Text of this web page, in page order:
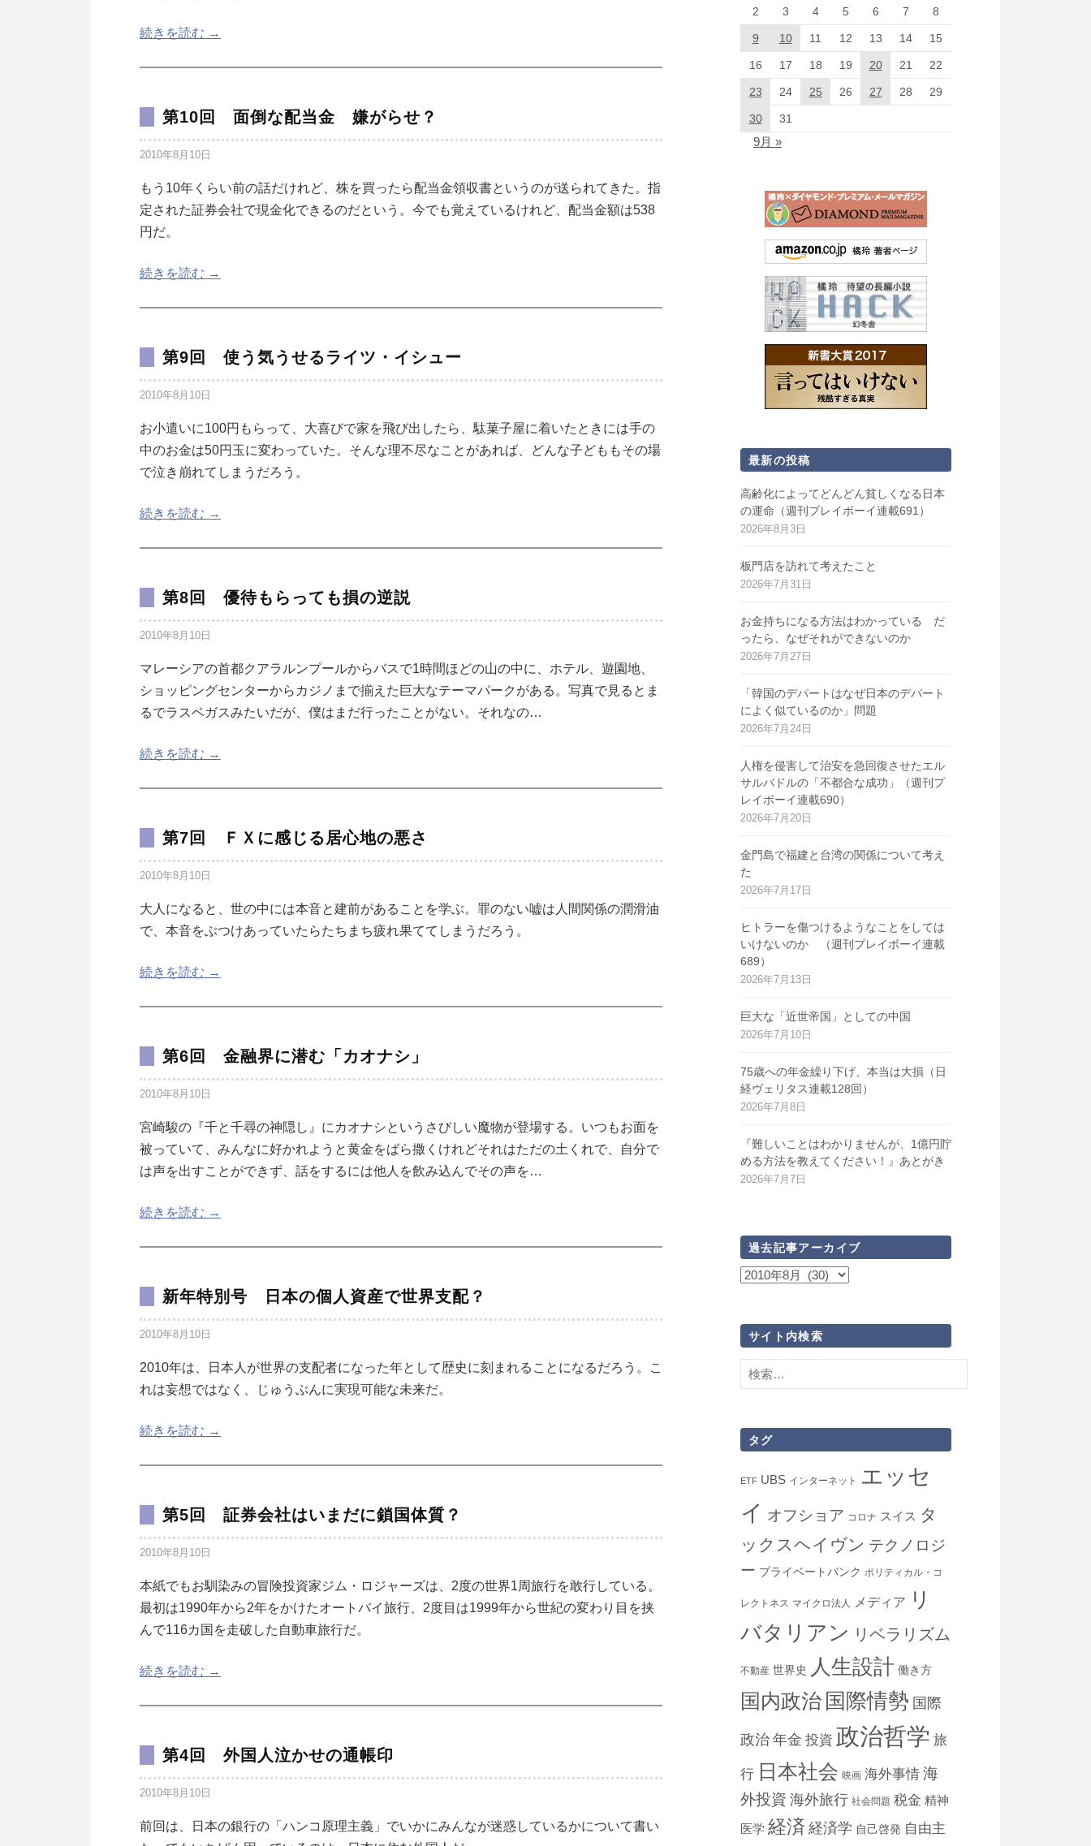
続きを読む →
第10回 面倒な配当金 嫌がらせ？
2010年8月10日
もう10年くらい前の話だけれど、株を買ったら配当金領収書というのが送られてきた。指
定された証券会社で現金化できるのだという。今でも覚えているけれど、配当金額は538
円だ。
続きを読む →
第9回 使う気うせるライツ・イシュー
2010年8月10日
お小遣いに100円もらって、大喜びで家を飛び出したら、駄菓子屋に着いたときには手の
中のお金は50円玉に変わっていた。そんな理不尽なことがあれば、どんな子どももその場
で泣き崩れてしまうだろう。
続きを読む →
第8回 優待もらっても損の逆説
2010年8月10日
マレーシアの首都クアラルンプールからバスで1時間ほどの山の中に、ホテル、遊園地、
ショッピングセンターからカジノまで揃えた巨大なテーマパークがある。写真で見るとま
るでラスベガスみたいだが、僕はまだ行ったことがない。それなの…
続きを読む →
第7回 ＦＸに感じる居心地の悪さ
2010年8月10日
大人になると、世の中には本音と建前があることを学ぶ。罪のない嘘は人間関係の潤滑油
で、本音をぶつけあっていたらたちまち疲れ果ててしまうだろう。
続きを読む →
第6回 金融界に潜む「カオナシ」
2010年8月10日
宮崎駿の『千と千尋の神隠し』にカオナシというさびしい魔物が登場する。いつもお面を
被っていて、みんなに好かれようと黄金をばら撒くけれどそれはただの土くれで、自分で
は声を出すことができず、話をするには他人を飲み込んでその声を…
続きを読む →
新年特別号 日本の個人資産で世界支配？
2010年8月10日
2010年は、日本人が世界の支配者になった年として歴史に刻まれることになるだろう。こ
れは妄想ではなく、じゅうぶんに実現可能な未来だ。
続きを読む →
第5回 証券会社はいまだに鎖国体質？
2010年8月10日
本紙でもお馴染みの冒険投資家ジム・ロジャーズは、2度の世界1周旅行を敢行している。
最初は1990年から2年をかけたオートバイ旅行、2度目は1999年から世紀の変わり目を挟
んで116カ国を走破した自動車旅行だ。
続きを読む →
第4回 外国人泣かせの通帳印
2010年8月10日
前回は、日本の銀行の「ハンコ原理主義」でいかにみんなが迷惑しているかについて書い
2 3 4 5 6 7 8
9 10 11 12 13 14 15
16 17 18 19 20 21 22
23 24 25 26 27 28 29
30 31
9月 »
最新の投稿
高齢化によってどんどん貧しくなる日本
の運命（週刊プレイボーイ連載691）
2026年8月3日
板門店を訪れて考えたこと
2026年7月31日
お金持ちになる方法はわかっている だ
ったら、なぜそれができないのか
2026年7月27日
「韓国のデパートはなぜ日本のデパート
によく似ているのか」問題
2026年7月24日
人権を侵害して治安を急回復させたエル
サルバドルの「不都合な成功」（週刊プ
レイボーイ連載690）
2026年7月20日
金門島で福建と台湾の関係について考え
た
2026年7月17日
ヒトラーを傷つけるようなことをしては
いけないのか （週刊プレイボーイ連載
689）
2026年7月13日
巨大な「近世帝国」としての中国
2026年7月10日
75歳への年金繰り下げ、本当は大損（日
経ヴェリタス連載128回）
2026年7月8日
『難しいことはわかりませんが、1億円貯
める方法を教えてください！』あとがき
2026年7月7日
過去記事アーカイブ
過
事
ー
カ
ブ
サイト内検索
検
索:
タグ
ETF UBS インターネット
エッセ
イ オフショア コロナ スイス タ
ックスヘイヴン テクノロジ
ー プライベートバンク ポリティカル・コ
レクトネス マイクロ法人 メディア
リ
バタリアン リベラリズム
不動産 世界史 人生設計 働き方
国内政治 国際情勢 国際
政治 年金 投資 政治哲学 旅
行 日本社会 映画 海外事情 海
外投資 海外旅行 社会問題 税金 精神
医学 経済 経済学 自己啓発 自由主